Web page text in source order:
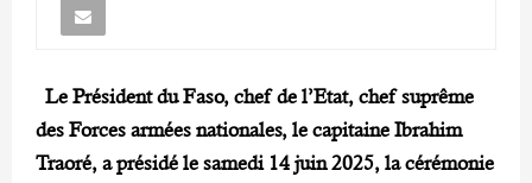
Le Président du Faso, chef de l’Etat, chef suprême
des Forces armées nationales, le capitaine Ibrahim
Traoré, a présidé le samedi 14 juin 2025, la cérémonie